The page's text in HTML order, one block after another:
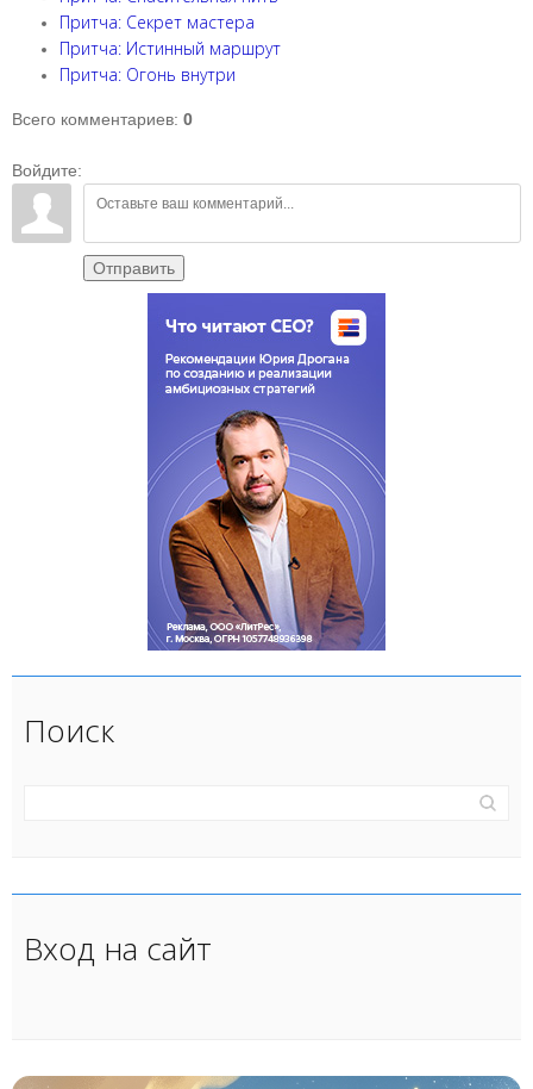
Притча: Секрет мастера
Притча: Истинный маршрут
Притча: Огонь внутри
Всего комментариев: 0
Войдите:
Отправить
Поиск
Вход на сайт